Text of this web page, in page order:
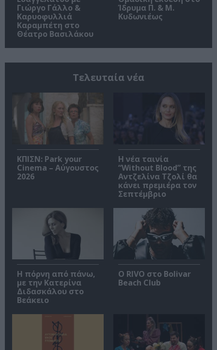
Γιώργο Γάλλο &
Καρυοφυλλιά
Καραμπέτη στο
Θέατρο Βασιλάκου
Ίδρυμα Π. & Μ.
Κυδωνιέως
Τελευταία νέα
ΚΠΙΣΝ: Park your
Cinema – Αύγουστος
2026
Η νέα ταινία
“Without Blood” της
Αντζελίνα Τζολί θα
κάνει πρεμιέρα τον
Σεπτέμβριο
Η πόρνη από πάνω,
με την Κατερίνα
Διδασκάλου στο
Βεάκειο
Ο RIVO στο Bolivar
Beach Club